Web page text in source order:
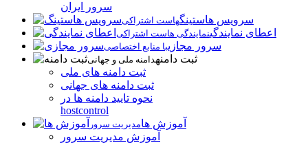
سرور ایران
سرویس هاستینگهاست اشتراکی
اعطای نمایندگینمایندگی هاست اشتراکی
سرور مجازیبا منابع اختصاصی
ثبت دامنهدامنه ملی و جهانی
ثبت دامنه های ملی
ثبت دامنه های جهانی
نحوه تایید دامنه ها در
hostcontrol
آموزش هامدیریت سرور
آموزش مدیریت سرور